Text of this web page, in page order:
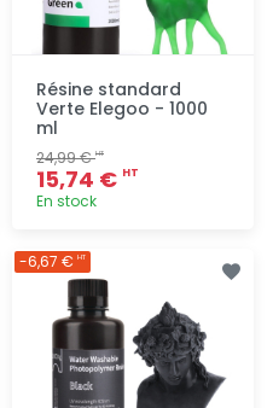
Résine standard
Verte Elegoo - 1000
ml
24,99 €HT
15,74 € HT
En stock
-6,67 € HT